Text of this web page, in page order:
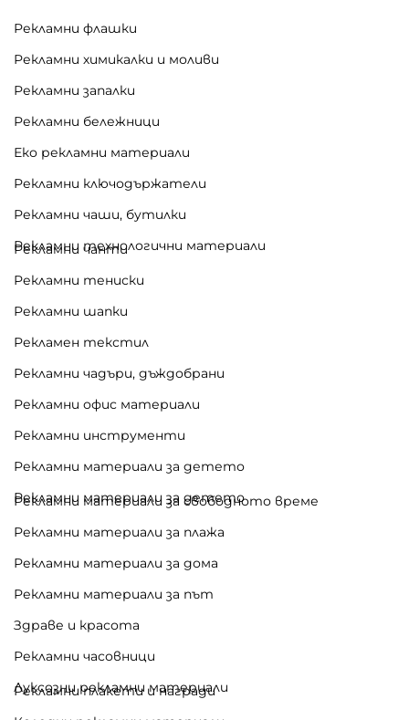
Рекламни флашки
Рекламни химикалки и моливи
Рекламни запалки
Рекламни бележници
Еко рекламни материали
Рекламни ключодържатели
Рекламни чаши, бутилки
Рекламни технологични материали
Рекламни чанти
Рекламни тениски
Рекламни шапки
Рекламен текстил
Рекламни чадъри, дъждобрани
Рекламни офис материали
Рекламни инструменти
Рекламни материали за детето
Рекламни материали за детето
Рекламни материали за свободното време
Рекламни материали за плажа
Рекламни материали за дома
Рекламни материали за път
Здраве и красота
Рекламни часовници
Луксозни рекламни материали
Рекламни плакети и награди